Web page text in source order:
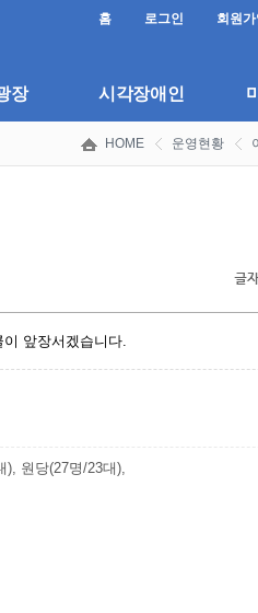
홈 로그인 회원가
장 시각장애인
HOME 운영현황
앞장서겠습니다.
), 원당(27명/23대),